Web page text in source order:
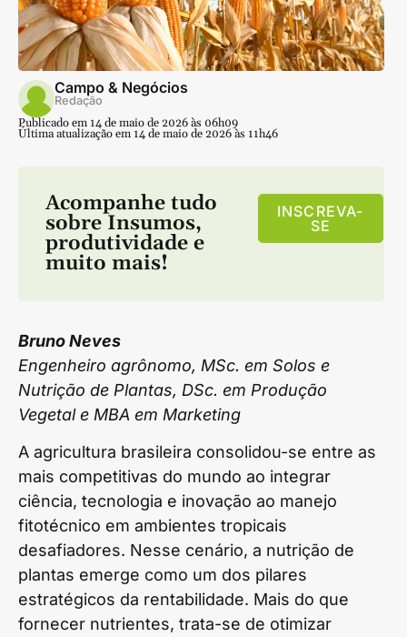
Campo & Negócios
Redação
Publicado em 14 de maio de 2026 às 06h09
Última atualização em 14 de maio de 2026 às 11h46
Acompanhe tudo
sobreInsumos,
produtividade e
muito mais!
INSCREVA-
SE
Bruno Neves
Engenheiro agrônomo, MSc. em Solos e
Nutrição de Plantas, DSc. em Produção
Vegetal e MBA em Marketing
A agricultura brasileira consolidou-se entre as
mais competitivas do mundo ao integrar
ciência, tecnologia e inovação ao manejo
fitotécnico em ambientes tropicais
desafiadores. Nesse cenário, a nutrição de
plantas emerge como um dos pilares
estratégicos da rentabilidade. Mais do que
fornecer nutrientes, trata-se de otimizar